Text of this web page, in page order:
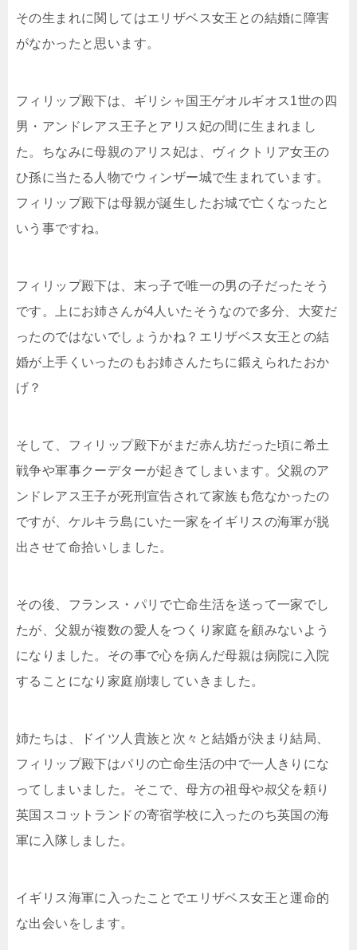
その生まれに関してはエリザベス女王との結婚に障害
がなかったと思います。
フィリップ殿下は、ギリシャ国王ゲオルギオス1世の四
男・アンドレアス王子とアリス妃の間に生まれまし
た。ちなみに母親のアリス妃は、ヴィクトリア女王の
ひ孫に当たる人物でウィンザー城で生まれています。
フィリップ殿下は母親が誕生したお城で亡くなったと
いう事ですね。
フィリップ殿下は、末っ子で唯一の男の子だったそう
です。上にお姉さんが4人いたそうなので多分、大変だ
ったのではないでしょうかね？エリザベス女王との結
婚が上手くいったのもお姉さんたちに鍛えられたおか
げ？
そして、フィリップ殿下がまだ赤ん坊だった頃に希土
戦争や軍事クーデターが起きてしまいます。父親のア
ンドレアス王子が死刑宣告されて家族も危なかったの
ですが、ケルキラ島にいた一家をイギリスの海軍が脱
出させて命拾いしました。
その後、フランス・パリで亡命生活を送って一家でし
たが、父親が複数の愛人をつくり家庭を顧みないよう
になりました。その事で心を病んだ母親は病院に入院
することになり家庭崩壊していきました。
姉たちは、ドイツ人貴族と次々と結婚が決まり結局、
フィリップ殿下はパリの亡命生活の中で一人きりにな
ってしまいました。そこで、母方の祖母や叔父を頼り
英国スコットランドの寄宿学校に入ったのち英国の海
軍に入隊しました。
イギリス海軍に入ったことでエリザベス女王と運命的
な出会いをします。